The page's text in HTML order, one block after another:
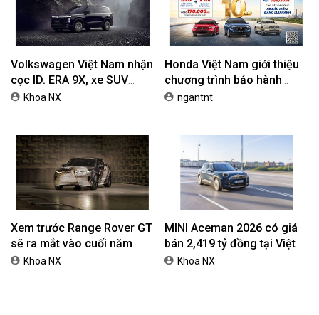
Volkswagen Việt Nam nhận
cọc ID. ERA 9X, xe SUV
EREV dự kiến giá dưới 3 tỷ
Khoa NX
Honda Việt Nam giới thiệu
chương trình bảo hành
chính hãng lên tới 10 năm
ngantnt
Xem trước Range Rover GT
sẽ ra mắt vào cuối năm
2026Khoa NX
MINI Aceman 2026 có giá
bán 2,419 tỷ đồng tại Việt
NamKhoa NX